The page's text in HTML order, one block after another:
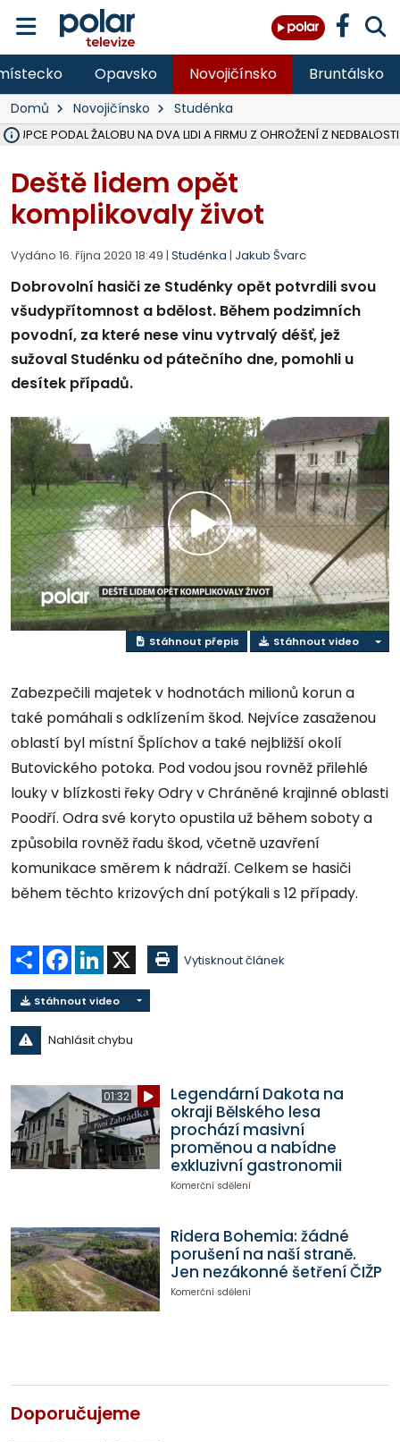
Opavsko Novojičínsko Bruntálsko
Domů Novojičínsko Studénka
PODAL ŽALOBU NA DVA LIDI A FIRMU Z OHROŽENÍ Z NEDBALOSTI
Deště lidem opět
komplikovaly život
Vydáno 16. října 2020 18:49 | Studénka | Jakub Švarc
Dobrovolní hasiči ze Studénky opět potvrdili svou
všudypřítomnost a bdělost. Během podzimních
povodní, za které nese vinu vytrvalý déšť, jež
sužoval Studénku od pátečního dne, pomohli u
desítek případů.
Přehrát
video
Stáhnout přepis Stáhnout video
Zabezpečili majetek v hodnotách milionů korun a
také pomáhali s odklízením škod. Nejvíce zasaženou
oblastí byl místní Šplíchov a také nejbližší okolí
Butovického potoka. Pod vodou jsou rovněž přilehlé
louky v blízkosti řeky Odry v Chráněné krajinné oblasti
Poodří. Odra své koryto opustila už během soboty a
způsobila rovněž řadu škod, včetně uzavření
komunikace směrem k nádraží. Celkem se hasiči
během těchto krizových dní potýkali s 12 případy.
Sdílet Facebook
LinkedIn Vytisknout článek
Stáhnout video
Nahlásit chybu
01:32
Legendární Dakota na
okraji Bělského lesa
prochází masivní
proměnou a nabídne
exkluzivní gastronomii
Komerční sdělení
Ridera Bohemia: žádné
porušení na naší straně.
Jen nezákonné šetření ČIŽP
Komerční sdělení
Doporučujeme